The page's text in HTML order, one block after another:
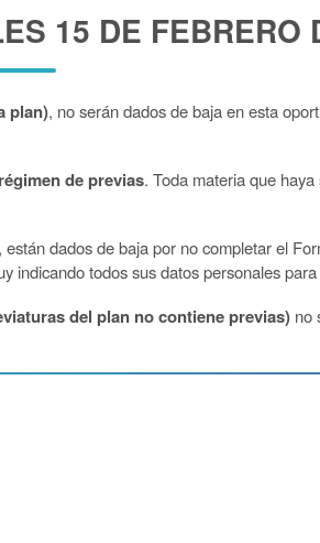
15 DE FEBRERO
plan), no serán dados de baja en esta
de previas. Toda materia que
, están dados de baja por no completar el
indicando todos sus datos personales
del plan no contiene previas) no